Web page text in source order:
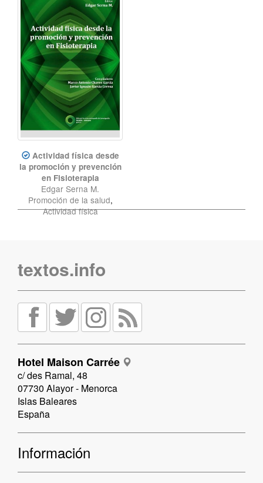
Actividad física desde
la promoción y prevención
en Fisioterapia
Edgar Serna M.
Promoción de la salud,
Actividad física
textos.info
Hotel Maison Carrée
c/ des Ramal, 48
07730 Alayor - Menorca
Islas Baleares
España
Información